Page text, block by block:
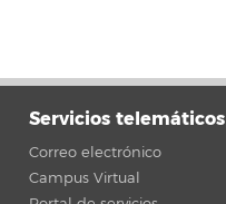
Servicios telemáticos
Correo electrónico
Campus Virtual